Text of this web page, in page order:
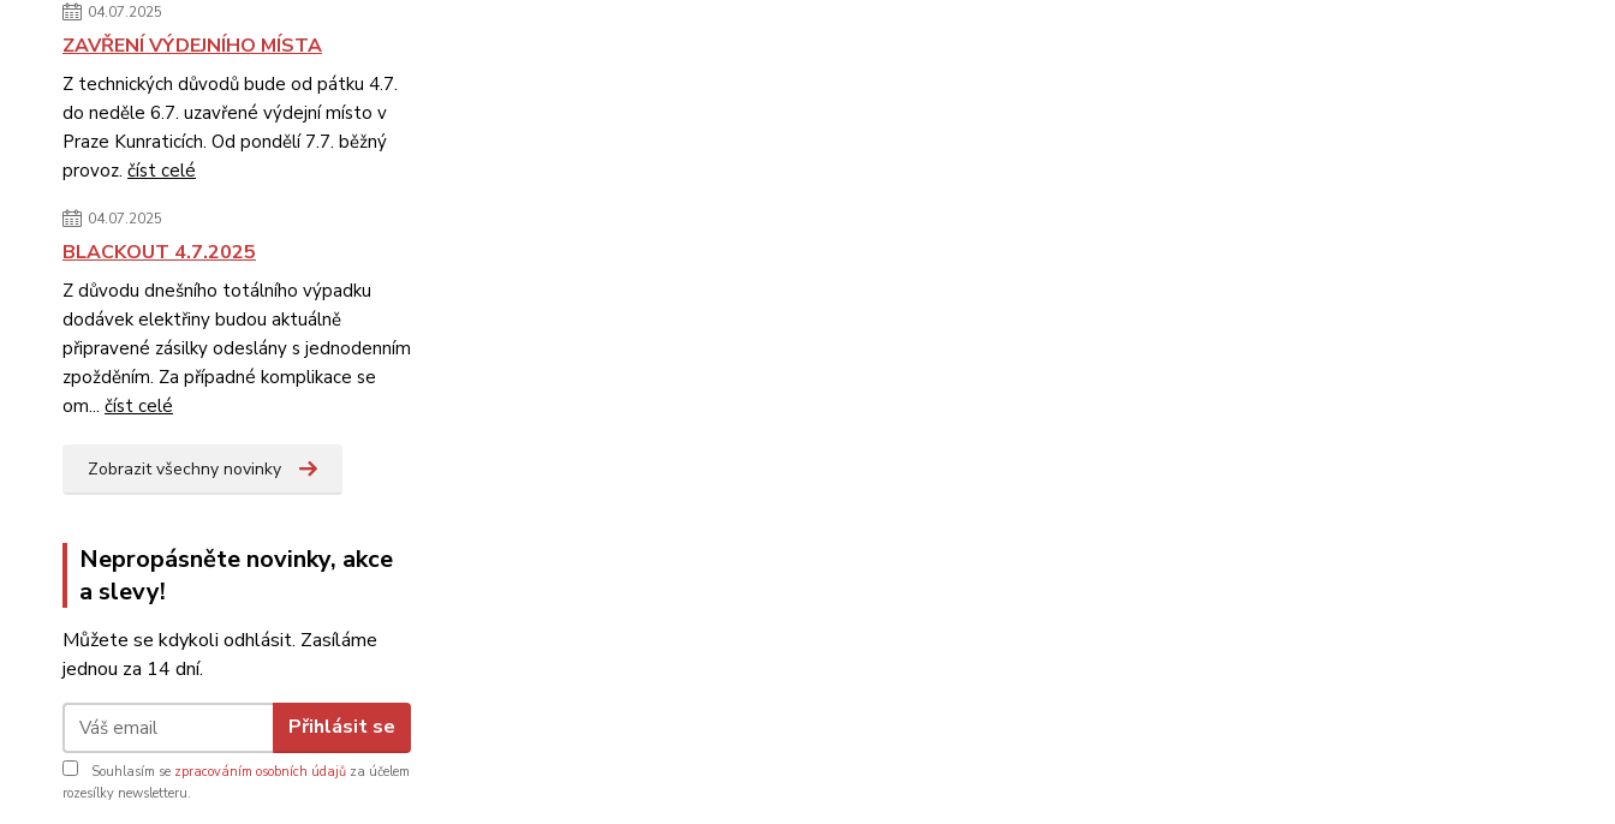
04.07.2025
ZAVŘENÍ VÝDEJNÍHO MÍSTA
Z technických důvodů bude od pátku 4.7.
do neděle 6.7. uzavřené výdejní místo v
Praze Kunraticích. Od pondělí 7.7. běžný
provoz. číst celé
04.07.2025
BLACKOUT 4.7.2025
Z důvodu dnešního totálního výpadku
dodávek elektřiny budou aktuálně
připravené zásilky odeslány s jednodenním
zpožděním. Za případné komplikace se
om... číst celé
Zobrazit všechny novinky
Nepropásněte novinky, akce
a slevy!
Můžete se kdykoli odhlásit. Zasíláme
jednou za 14 dní.
Přihlásit se
Souhlasím se zpracováním osobních údajů za účelem
rozesílky newsletteru.